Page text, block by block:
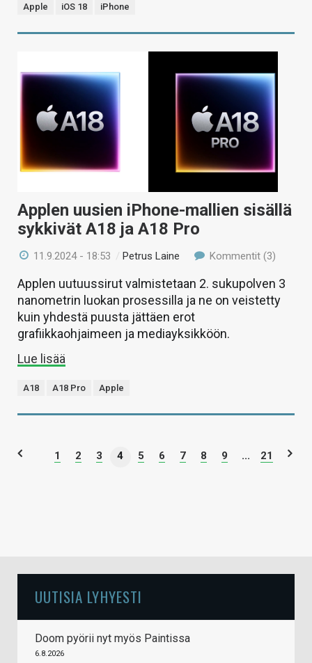
Apple iOS 18 iPhone
Applen uusien iPhone-mallien sisällä
sykkivät A18 ja A18 Pro
11.9.2024 - 18:53 /Petrus Laine Kommentit (3)
Applen uutuussirut valmistetaan 2. sukupolven 3
nanometrin luokan prosessilla ja ne on veistetty
kuin yhdestä puusta jättäen erot
grafiikkaohjaimeen ja mediayksikköön.
Lue lisää
A18 A18 Pro Apple
1 2 3 4 5 6 7 8 9 ... 21
UUTISIA LYHYESTI
Doom pyörii nyt myös Paintissa
6.8.2026